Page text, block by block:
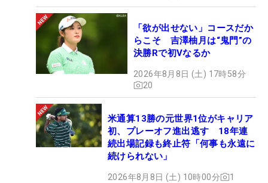
「欲が出せない」コースだか
らこそ 吉澤柚月は“鬼門”の
決勝Rで初Vなるか
2026年8月8日 (土) 17時58分
20
米通算13勝の元世界1位がキャリア
初、プレーオフ進出逃す 18年連
続出場記録も終止符「何事も永遠に
続けられない」
2026年8月8日 (土) 10時00分 1